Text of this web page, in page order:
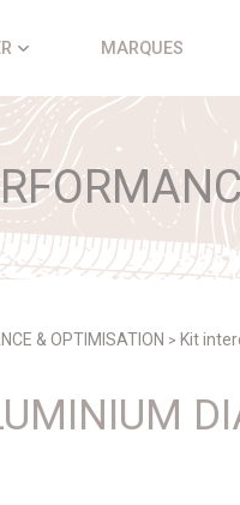
MARQUES
& OPTIMISATION > Kit